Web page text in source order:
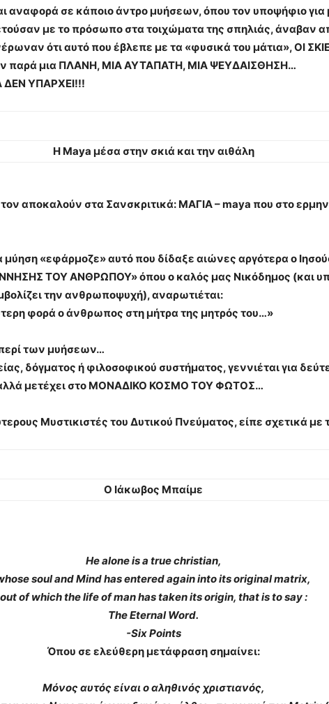
αναφορά σε κάποιο άντρο μυήσεων, όπου τον υποψήφιο
με το πρόσωπο στα τοιχώματα της σπηλιάς, άναβαν
ότι αυτό που έβλεπε με τα «φυσικά του μάτια», ΟΙ
παρά μια ΠΛΑΝΗ, ΜΙΑ ΑΥΤΑΠΑΤΗ, ΜΙΑ ΨΕΥΔΑΙΣΘΗΣΗ…
ΔΕΝ ΥΠΑΡΧΕΙ!!!
Η Maya μέσα στην σκιά και την αιθάλη
αποκαλούν στα Σανσκριτικά: ΜΑΓΙΑ – maya που στο
μύηση «εφάρμοζε» αυτό που δίδαξε αιώνες αργότερα ο
ΤΟΥ ΑΝΘΡΩΠΟΥ» όπου ο καλός μας Νικόδημος (και
την ανθρωποψυχή), αναρωτιέται:
φορά ο άνθρωπος στη μήτρα της μητρός του…»
περί των μυήσεων…
δόγματος ή φιλοσοφικού συστήματος, γεννιέται για
μετέχει στο ΜΟΝΑΔΙΚΟ ΚΟΣΜΟ ΤΟΥ ΦΩΤΟΣ…
Μυστικιστές του Δυτικού Πνεύματος, είπε σχετικά με
Ο Ιάκωβος Μπαίμε
He alone is a true christian,
soul and Mind has entered again into its original matrix,
out of which the life of man has taken its origin, that is to say :
The Eternal Word.
-Six Points
Όπου σε ελεύθερη μετάφραση σημαίνει:
Μόνος αυτός είναι ο αληθινός χριστιανός,